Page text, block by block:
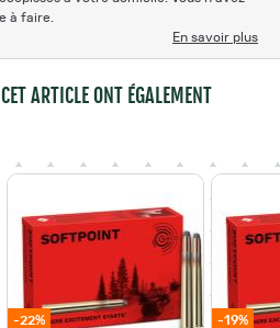
à faire.
En savoir plus
ARTICLE ONT ÉGALEMENT
-22%
-19%